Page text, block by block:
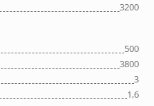
3200
500
3800
3
1,6